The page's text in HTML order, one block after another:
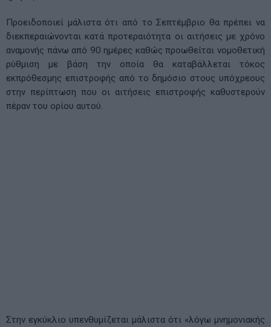
Προειδοποιεί μάλιστα ότι από το Σεπτέμβριο θα πρέπει να
διεκπεραιώνονται κατά προτεραιότητα οι αιτήσεις με χρόνο
αναμονής πάνω από 90 ημέρες καθώς προωθείται νομοθετική
ρύθμιση με βάση την οποία θα καταβάλλεται τόκος
εκπρόθεσμης επιστροφής από το δημόσιο στους υπόχρεους
στην περίπτωση που οι αιτήσεις επιστροφής καθυστερούν
πέραν του ορίου αυτού.
Στην εγκύκλιο υπενθυμίζεται μάλιστα ότι «λόγω μνημονιακής